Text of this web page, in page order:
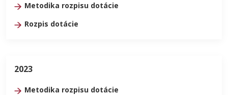
Metodika rozpisu dotácie
Rozpis dotácie
2023
Metodika rozpisu dotácie